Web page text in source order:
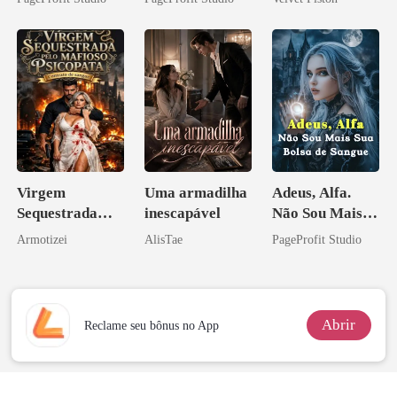
da Híbrida
Verdadeira
Companheira
desafiar
Virgem
Sequestrada
pelo Mafioso
DE SANGUE
Armotizei
Uma armadilha
inescapável
AlisTae
Adeus, Alfa.
Não Sou Mais
Sua Bolsa de
PageProfit Studio
Reclame seu bônus no App Abrir